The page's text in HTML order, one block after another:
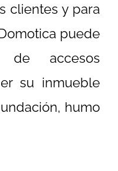
clientes y para
puede
de accesos
su inmueble
humo